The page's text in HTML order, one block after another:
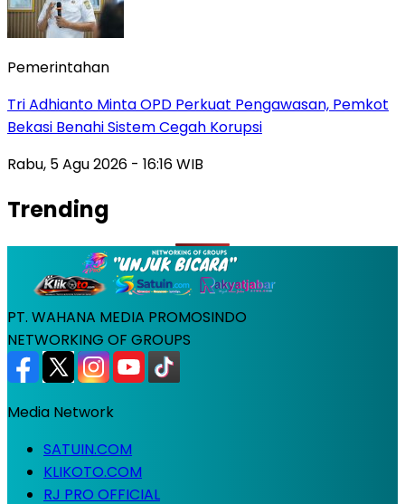
Pemerintahan
Tri Adhianto Minta OPD Perkuat Pengawasan, Pemkot
Bekasi Benahi Sistem Cegah Korupsi
Rabu, 5 Agu 2026 - 16:16 WIB
Trending
PT. WAHANA MEDIA PROMOSINDO
NETWORKING OF GROUPS
Media Network
SATUIN.COM
KLIKOTO.COM
RJ PRO OFFICIAL